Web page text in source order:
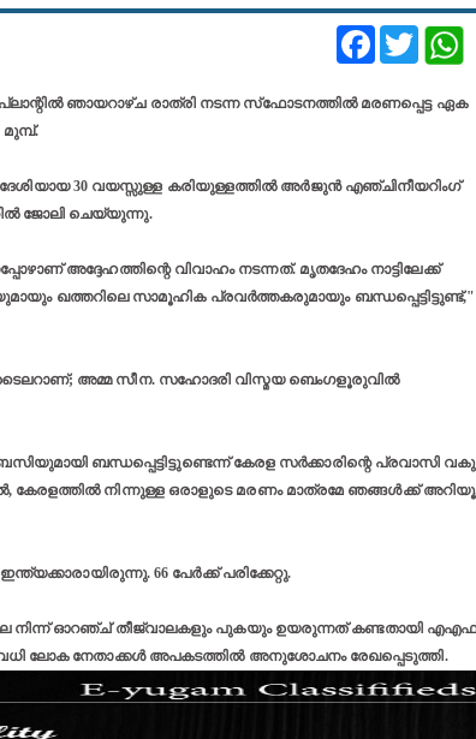
FacebookTwitter
ഞായറാഴ്ച രാത്രി നടന്ന സ്‌ഫോടനത്തിൽ മരണപ്പെട്ട ഏക
30 വയസ്സുള്ള കരിയുള്ളത്തിൽ അർജുൻ എഞ്ചിനീയറിംഗ്
ജോലി ചെയ്യുന്നു.
അദ്ദേഹത്തിന്റെ വിവാഹം നടന്നത്. മൃതദേഹം നാട്ടിലേക്ക്
ഖത്തറിലെ സാമൂഹിക പ്രവർത്തകരുമായും
അമ്മ സീന. സഹോദരി വിസ്മയ ബെംഗളൂരുവിൽ
ബന്ധപ്പെട്ടിട്ടുണ്ടെന്ന് കേരള സർക്കാരിന്റെ പ്രവാസി
കേരളത്തിൽ നിന്നുള്ള ഒരാളുടെ മരണം മാത്രമേ ഞങ്ങൾക്ക്
66 പേർക്ക് പരിക്കേറ്റു.
നിന്ന് ഓറഞ്ച് തീജ്വാലകളും പുകയും ഉയരുന്നത് കണ്ടതായി
ലോക നേതാക്കൾ അപകടത്തിൽ അനുശോചനം രേഖപ്പെടുത്തി.